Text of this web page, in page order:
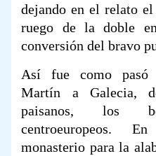
dejando en el relato
ruego de la doble
conversión del bravo
Así fue como pasó
Martín a Galecia,
paisanos, los
centroeuropeos.
monasterio para la